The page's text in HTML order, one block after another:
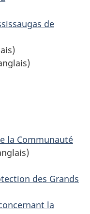
de
la Communauté
des Grands
la